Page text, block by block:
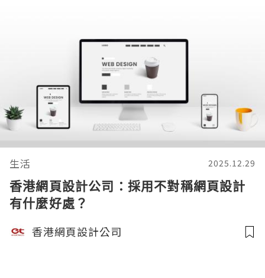
生活 2025.12.29
香港網頁設計公司：採用不對稱網頁設計
有什麼好處？
香港網頁設計公司